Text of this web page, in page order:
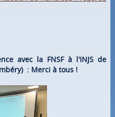
avec la FNSF à l'INJS de
: Merci à tous !